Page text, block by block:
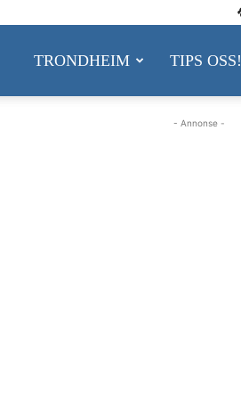
TRONDHEIM TIPS OSS!
- Annonse -